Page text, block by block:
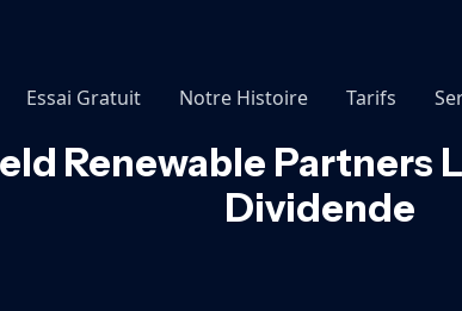
Essai Gratuit Notre Histoire Tarifs
Renewable Partners
Dividende